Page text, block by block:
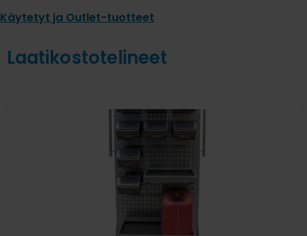
Käytetyt ja Outlet-tuotteet
Laatikostotelineet